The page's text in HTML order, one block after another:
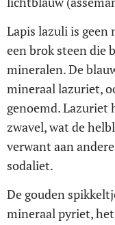
Lapis lazuli is
een brok steen die
mineralen. De
mineraal lazuriet,
genoemd. Lazuriet
zwavel, wat de
verwant aan
sodaliet.
De gouden
mineraal pyriet,